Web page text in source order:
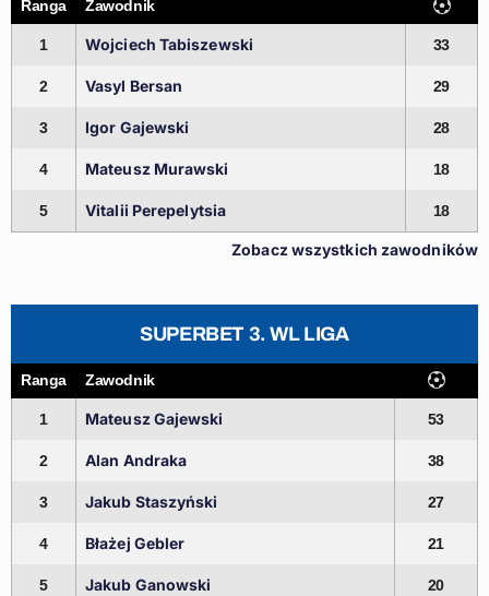
Ranga Zawodnik
1 Wojciech Tabiszewski 33
2 Vasyl Bersan 29
3 Igor Gajewski 28
4 Mateusz Murawski 18
5 Vitalii Perepelytsia 18
Zobacz wszystkich zawodników
SUPERBET 3. WL LIGA
Ranga Zawodnik
1 Mateusz Gajewski 53
2 Alan Andraka 38
3 Jakub Staszyński 27
4 Błażej Gebler 21
5 Jakub Ganowski 20